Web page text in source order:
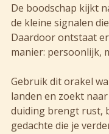
De boodschap kijkt
de kleine signalen
Daardoor ontstaat
manier: persoonlijk,
Gebruik dit orakel
landen en zoekt
duiding brengt rust,
gedachte die je